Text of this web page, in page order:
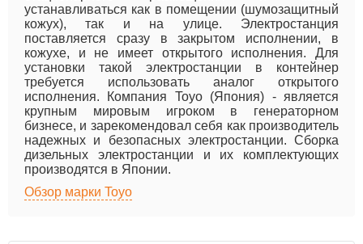
устанавливаться как в помещении (шумозащитный
кожух), так и на улице. Электростанция
поставляется сразу в закрытом исполнении, в
кожухе, и не имеет открытого исполнения. Для
установки такой электростанции в контейнер
требуется использовать аналог открытого
исполнения. Компания Toyo (Япония) - является
крупным мировым игроком в генераторном
бизнесе, и зарекомендовал себя как производитель
надежных и безопасных электростанции. Сборка
дизельных электростанции и их комплектующих
производятся в Японии.
Обзор марки Toyo